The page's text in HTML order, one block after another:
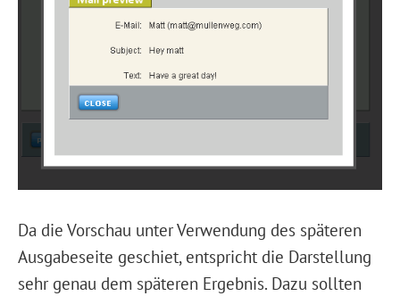
Da die Vorschau unter Verwendung des späteren
Ausgabeseite geschiet, entspricht die Darstellung
sehr genau dem späteren Ergebnis. Dazu sollten